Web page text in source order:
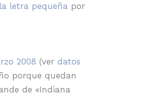
la letra pequeña por
2008 (ver datos
porque quedan
de «Indiana